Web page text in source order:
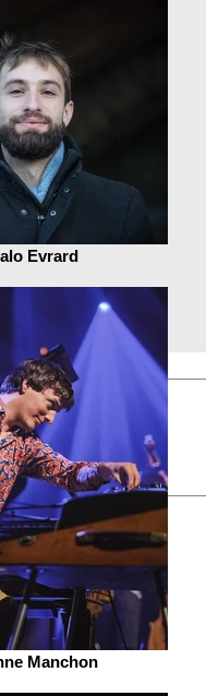
Evrard
Manchon